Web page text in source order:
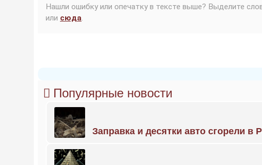
Нашли ошибку или опечатку в тексте выше? Выделите
или сюда.
Популярные новости
Заправка и десятки авто сгорели в